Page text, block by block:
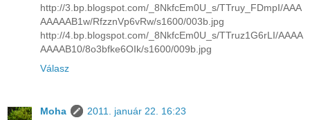
http://3.bp.blogspot.com/_8NkfcEm0U_s/TTruy_FDmpI/AAA
AAAAAB1w/RfzznVp6vRw/s1600/003b.jpg
http://4.bp.blogspot.com/_8NkfcEm0U_s/TTruz1G6rLI/AAAA
AAAAB10/8o3bfke6OIk/s1600/009b.jpg
Válasz
Moha
2011. január 22. 16:23